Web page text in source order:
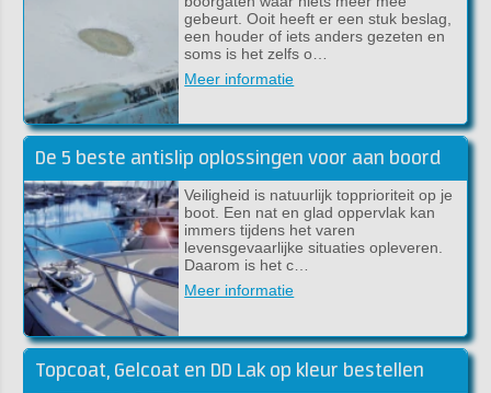
gebeurt. Ooit heeft er een stuk beslag,
een houder of iets anders gezeten en
soms is het zelfs o…
Meer informatie
De 5 beste antislip oplossingen voor aan boord
Veiligheid is natuurlijk topprioriteit op je
boot. Een nat en glad oppervlak kan
immers tijdens het varen
levensgevaarlijke situaties opleveren.
Daarom is het c…
Meer informatie
Topcoat, Gelcoat en DD Lak op kleur bestellen